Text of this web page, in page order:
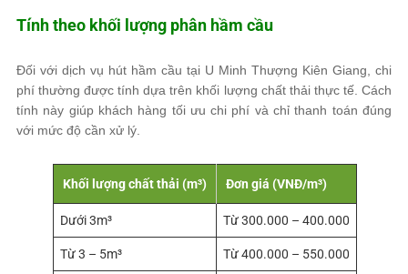
Tính theo khối lượng phân hầm cầu
Đối với dịch vụ hút hầm cầu tại U Minh Thượng Kiên Giang, chi
phí thường được tính dựa trên khối lượng chất thải thực tế. Cách
tính này giúp khách hàng tối ưu chi phí và chỉ thanh toán đúng
với mức độ cần xử lý.
Khối lượng chất thải (m³) Đơn giá (VNĐ/m³)
Dưới 3m³ Từ 300.000 – 400.000
Từ 3 – 5m³ Từ 400.000 – 550.000